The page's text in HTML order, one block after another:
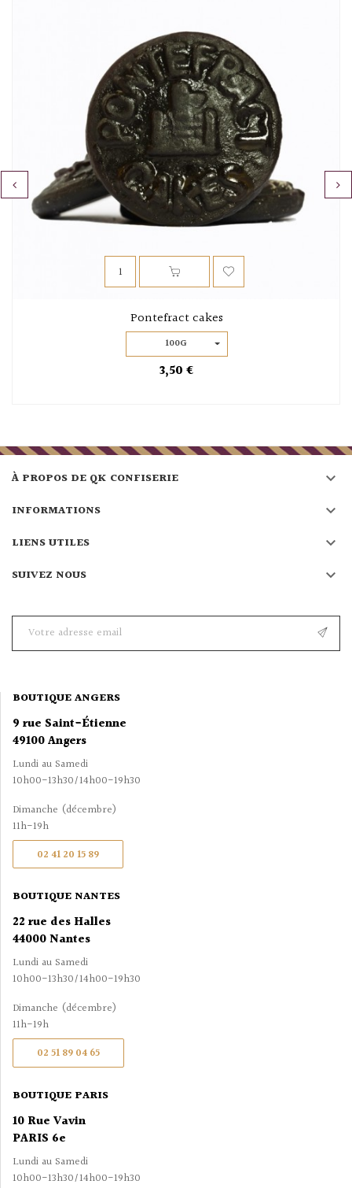
Pontefract cakes
100G
3,50 €
À PROPOS DE QK CONFISERIE 
INFORMATIONS 
LIENS UTILES 
SUIVEZ NOUS 
BOUTIQUE ANGERS
9 rue Saint-Étienne
49100 Angers
Lundi au Samedi
10h00-13h30/14h00-19h30
Dimanche (décembre)
11h-19h
02 41 20 15 89
BOUTIQUE NANTES
22 rue des Halles
44000 Nantes
Lundi au Samedi
10h00-13h30/14h00-19h30
Dimanche (décembre)
11h-19h
02 51 89 04 65
BOUTIQUE PARIS
10 Rue Vavin
PARIS 6e
Lundi au Samedi
10h00-13h30/14h00-19h30